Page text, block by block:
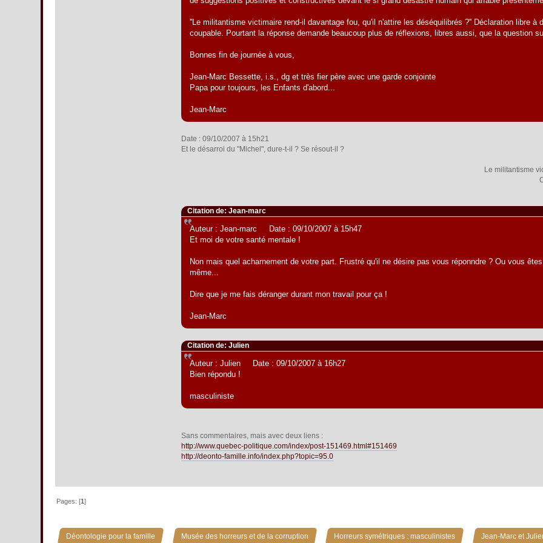
''Le militantisme victimaire rend-il davantage fou, qu'il n'attire les déséquilibrés ?'' Déclaration libre
coupable. Pourtant la réponse demande beaucoup plus de réflexions, libres aussi, que la question
Bonnes fin de journée à vous,
Jean-Marc Bessette, i.s., dg et très fier père avec une garde conjointe
Papa pour toujours, les Enfants d'abord...
Jean-Marc
Date : 09/10/2007 à 15h21
Et le désarroi du "Michel", dure-t-il ? Se résout-il ?
Le militantisme
Citation de: Jean-marc
Auteur : Jean-marc Date : 09/10/2007 à 15h47
Et moi de votre santé mentale !
Non mais quel acharnement de votre part. Frustré qu'il ne désire pas vous réponndre ? Ou vous
même...
Dire que je me fais déranger durant mon travail pour ça !
Jean-Marc
Citation de: Julien
Auteur : Julien Date : 09/10/2007 à 16h27
Bien répondu !
masculiniste
Sans commentaires, mais avec deux liens :
http://www.quebec-politique.com/index/post-151469.html#151469
http://deonto-famille.info/index.php?topic=95.0
Pages: [1]
Déontologie pour la famille » Musée des horreurs et de la corruption » Horreurs symétriques : masculinistes » Jean-Marc et